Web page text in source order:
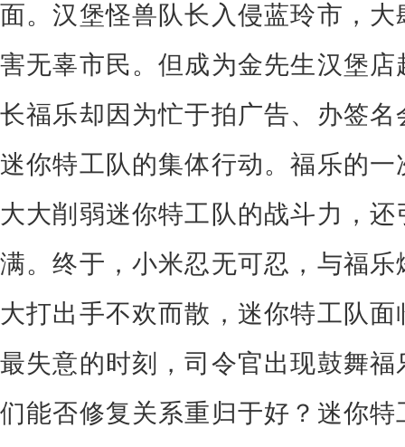
面。汉堡怪兽队长入侵蓝玲市，
害无辜市民。但成为金先生汉堡
长福乐却因为忙于拍广告、办签
迷你特工队的集体行动。福乐的
大大削弱迷你特工队的战斗力，
满。终于，小米忍无可忍，与福
大打出手不欢而散，迷你特工队
最失意的时刻，司令官出现鼓舞
们能否修复关系重归于好？迷你